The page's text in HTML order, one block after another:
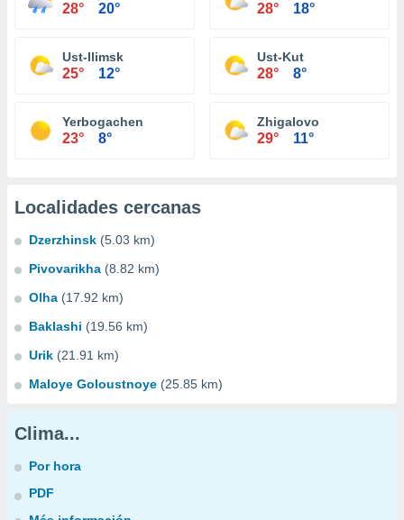
28° 20° 28° 18°
Ust-Ilimsk
25° 12°
Ust-Kut
28° 8°
Yerbogachen
23° 8°
Zhigalovo
29° 11°
Localidades cercanas
Dzerzhinsk (5.03 km)
Pivovarikha (8.82 km)
Olha (17.92 km)
Baklashi (19.56 km)
Urik (21.91 km)
Maloye Goloustnoye (25.85 km)
Clima...
Por hora
PDF